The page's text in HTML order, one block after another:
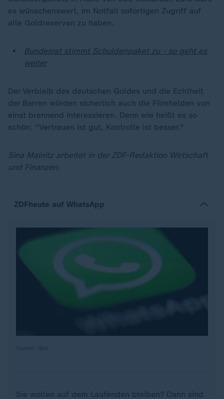
es wünschenswert, im Notfall sofortigen Zugriff auf
alle Goldreserven zu haben.
Bundesrat stimmt Schuldenpaket zu - so geht es
weiter
Der Verbleib des deutschen Goldes und die Echtheit
der Barren würden sicherlich auch die Filmhelden von
einst brennend interessieren. Denn wie heißt es so
schön: "Vertrauen ist gut, Kontrolle ist besser."
Sina Mainitz arbeitet in der ZDF-Redaktion Wirtschaft
und Finanzen.
ZDFheute auf WhatsApp
Sie wollen auf dem Laufenden bleiben? Dann sind